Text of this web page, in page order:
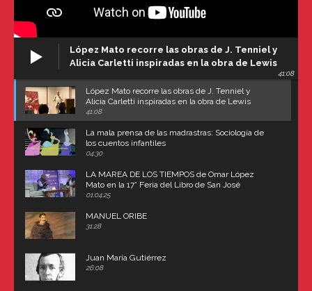
López Mato recorre las obras de J. Tenniel y
Alicia Carletti inspiradas en la obra de Lewis
41:08
López Mato recorre las obras de J. Tenniel y
Alicia Carletti inspiradas en la obra de Lewis
Carroll
41:08
La mala prensa de las madrastras: Sociología de
los cuentos infantiles
04:30
LA MAREA DE LOS TIEMPOS de Omar López
Mato en la 17° Feria del Libro de San José
(Uruguay)
01:04:25
MANUEL ORIBE
31:28
Juan María Gutiérrez
26:08